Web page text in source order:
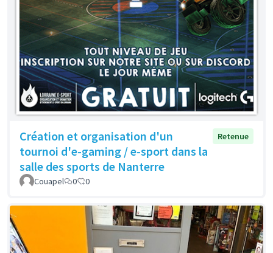
Création et organisation d'un
tournoi d'e-gaming / e-sport dans la
salle des sports de Nanterre
Retenue
Couapel 0 0